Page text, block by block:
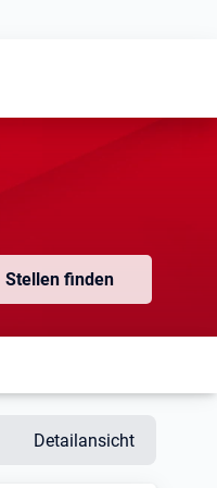
Stellen finden
Detailansicht